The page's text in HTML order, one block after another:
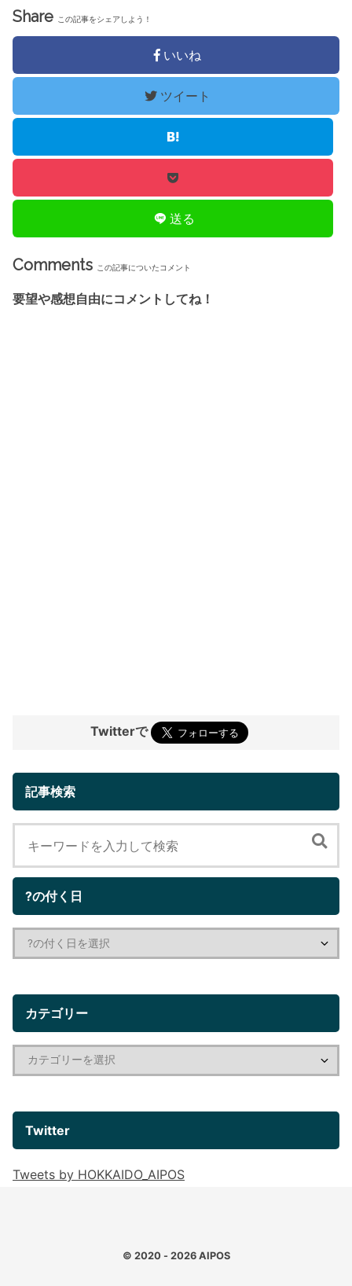
Share この記事をシェアしよう！
いいね
ツイート
送る
Comments この記事についたコメント
要望や感想自由にコメントしてね！
Twitterで
記事検索
?の付く日
カテゴリー
Twitter
Tweets by HOKKAIDO_AIPOS
© 2020 - 2026 AIPOS